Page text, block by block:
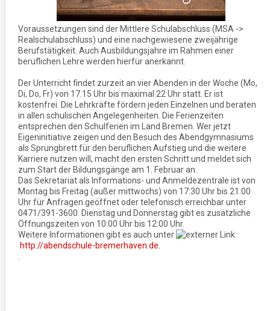
Voraussetzungen sind der Mittlere Schulabschluss (MSA ->
Realschulabschluss) und eine nachgewiesene zweijährige
Berufstätigkeit. Auch Ausbildungsjahre im Rahmen einer
beruflichen Lehre werden hierfür anerkannt.
Der Unterricht findet zurzeit an vier Abenden in der Woche (Mo,
Di, Do, Fr) von 17.15 Uhr bis maximal 22 Uhr statt. Er ist
kostenfrei. Die Lehrkräfte fördern jeden Einzelnen und beraten
in allen schulischen Angelegenheiten. Die Ferienzeiten
entsprechen den Schulferien im Land Bremen. Wer jetzt
Eigeninitiative zeigen und den Besuch des Abendgymnasiums
als Sprungbrett für den beruflichen Aufstieg und die weitere
Karriere nutzen will, macht den ersten Schritt und meldet sich
zum Start der Bildungsgänge am 1. Februar an.
Das Sekretariat als Informations- und Anmeldezentrale ist von
Montag bis Freitag (außer mittwochs) von 17:30 Uhr bis 21:00
Uhr für Anfragen geöffnet oder telefonisch erreichbar unter
0471/391-3600. Dienstag und Donnerstag gibt es zusätzliche
Öffnungszeiten von 10:00 Uhr bis 12:00 Uhr.
Weitere Informationen gibt es auch unter
http://abendschule-bremerhaven.de